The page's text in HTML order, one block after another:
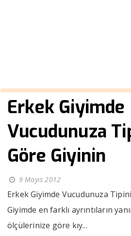
Erkek Giyimde
Vucudunuza
Göre Giyinin
9 Mayıs 2012
Erkek Giyimde Vucudunuza
Giyimde en farklı ayrıntıların
ölçülerinize göre kıy...